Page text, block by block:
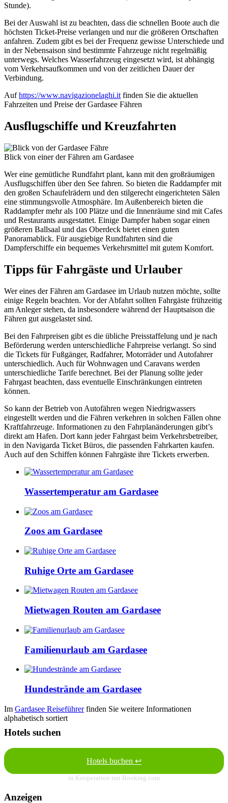
Stunde).
Bei der Auswahl ist zu beachten, dass die schnellen Boote auch die
höchsten Ticket-Preise verlangen und nur die größeren Ortschaften
anfahren. Zudem gibt es bei der Frequenz gewisse Unterschiede und
in der Nebensaison sind bestimmte Fahrzeuge nicht regelmäßig
unterwegs. Welches Wasserfahrzeug eingesetzt wird, ist abhängig
vom Verkehrsaufkommen und von der zeitlichen Dauer der
Verbindung.
Aufhttps://www.navigazionelaghi.itfinden Sie die aktuellen
Fahrzeiten und Preise der Gardasee Fähren
Ausflugschiffe und Kreuzfahrten
Blick von einer der Fähren am Gardasee
Wer eine gemütliche Rundfahrt plant, kann mit den großräumigen
Ausflugschiffen über den See fahren. So bieten die Raddampfer mit
den großen Schaufelrädern und den stilgerecht eingerichteten Sälen
eine stimmungsvolle Atmosphäre. Im Außenbereich bieten die
Raddampfer mehr als 100 Plätze und die Innenräume sind mit Cafes
und Restaurants ausgestattet. Einige Dampfer haben sogar einen
größeren Ballsaal und das Oberdeck bietet einen guten
Panoramablick. Für ausgiebige Rundfahrten sind die
Dampferschiffe ein bequemes Verkehrsmittel mit gutem Komfort.
Tipps für Fahrgäste und Urlauber
Wer eines der Fähren am Gardasee im Urlaub nutzen möchte, sollte
einige Regeln beachten. Vor der Abfahrt sollten Fahrgäste frühzeitig
am Anleger stehen, da insbesondere während der Hauptsaison die
Fähren gut ausgelastet sind.
Bei den Fahrpreisen gibt es die übliche Preisstaffelung und je nach
Beförderung werden unterschiedliche Fahrpreise verlangt. So sind
die Tickets für Fußgänger, Radfahrer, Motorräder und Autofahrer
unterschiedlich. Auch für Wohnwagen und Caravans werden
unterschiedliche Tarife berechnet. Bei der Planung sollte jeder
Fahrgast beachten, dass eventuelle Einschränkungen eintreten
können.
So kann der Betrieb von Autofähren wegen Niedrigwassers
eingestellt werden und die Fähren verkehren in solchen Fällen ohne
Kraftfahrzeuge. Informationen zu den Fahrplanänderungen gibt’s
direkt am Hafen. Dort kann jeder Fahrgast beim Verkehrsbetreiber,
in den Navigarda Ticket Büros, die passenden Fahrkarten kaufen.
Auch auf den Schiffen können Fahrgäste ihre Tickets erwerben.
Wassertemperatur am Gardasee
Zoos am Gardasee
Ruhige Orte am Gardasee
Mietwagen Routen am Gardasee
Familienurlaub am Gardasee
Hundestrände am Gardasee
Im Gardasee Reiseführerfinden Sie weitere Informationen
alphabetisch sortiert
Hotels suchen
Hotels buchen ↩
in Kooperation mit Booking.com
Anzeigen